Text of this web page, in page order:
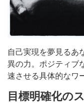
自己実現を夢見るあ
異の力。ポジティブ
速させる具体的なワ
目標明確化の